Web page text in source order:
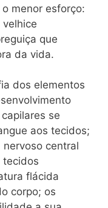
menor esforço:
que
da vida.
dos elementos
se
aos tecidos;
central
tecidos
flácida
corpo; os